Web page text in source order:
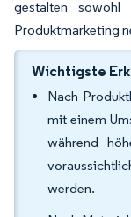
gestalten sowohl
Produktmarketing
Wichtigste
Nach
mit einem
während
werden.